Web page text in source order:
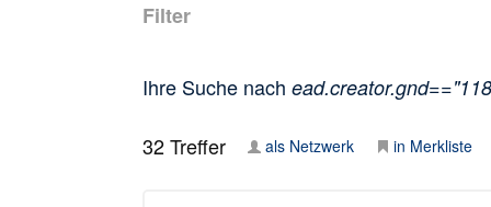
Filter
Ihre Suche nach
32Treffer als Netzwerk in Merkliste